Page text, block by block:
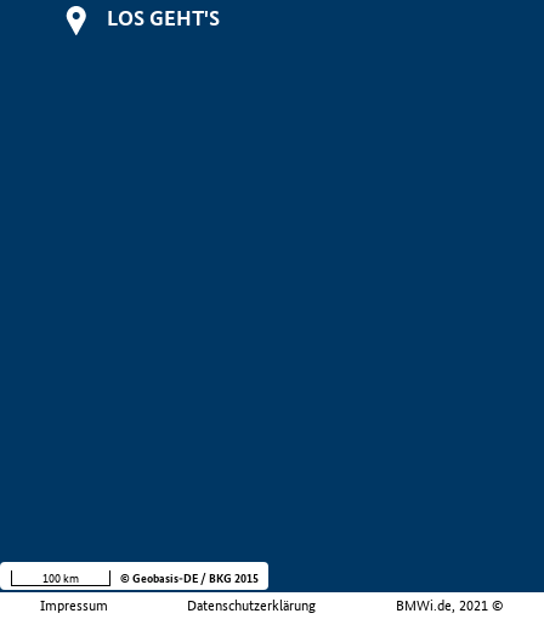
LOS GEHT'S
Impressum Datenschutzerklärung BMWi.de, 2021 ©
100 km © Geobasis-DE / BKG 2015